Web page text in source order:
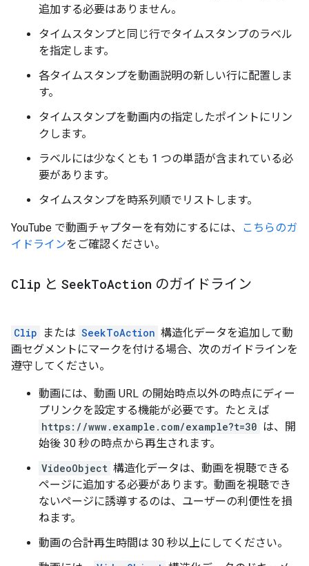
追加する必要はありません。
タイムスタンプと同じ行でタイムスタンプのラベル
を指定します。
各タイムスタンプを動画説明の新しい行に配置しま
す。
タイムスタンプを動画内の指定したポイントにリン
クします。
ラベルには少なくとも 1 つの単語が含まれている必
要があります。
タイムスタンプを時系列順でリストします。
YouTube で動画チャプターを有効にするには、
こちらのガ
イドラインをご確認ください。
Clip と SeekToAction のガイドライン
Clip または SeekToAction 構造化データを追加して動
画セグメントにマークを付ける場合、次のガイドラインを
遵守してください。
動画には、動画 URL の開始時点以外の時点にディー
プリンクを設定する機能が必要です。たとえば
https://www.example.com/example?t=30 は、開
始後 30 秒の時点から再生されます。
VideoObject 構造化データは、動画を視聴できる
ページに追加する必要があります。動画を視聴でき
ないページに誘導するのは、ユーザーの利便性を損
ねます。
動画の合計再生時間は 30 秒以上にしてください。